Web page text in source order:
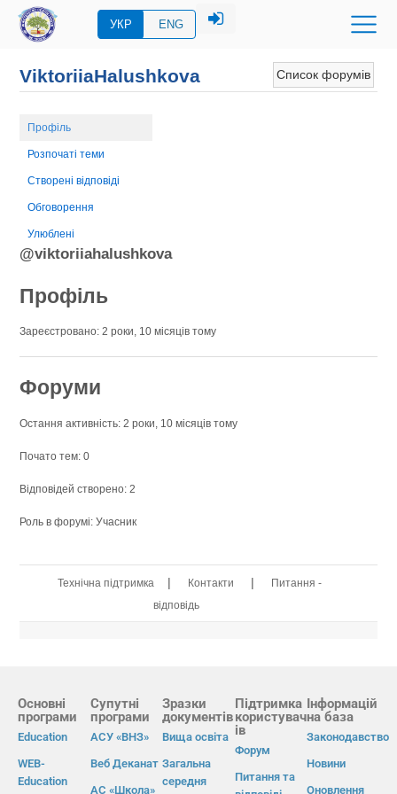
УКР ENG
Список форумів
ViktoriiaHalushkova
Профіль
Розпочаті теми
Створені відповіді
Обговорення
Улюблені
@viktoriiahalushkova
Профіль
Зареєстровано: 2 роки, 10 місяців тому
Форуми
Остання активність: 2 роки, 10 місяців тому
Почато тем: 0
Відповідей створено: 2
Роль в форумі: Учасник
Технічна підтримка | Контакти |
Питання -
відповідь
Основні
програми
Education
WEB-
Education
Супутні
програми
АСУ «ВНЗ»
Веб Деканат
АС «Школа»
Зразки
документів
Вища освіта
Загальна
середня
Підтримка
користувач
ів
Форум
Питання та
Інформацій
на база
Законодавство
Новини
Оновлення